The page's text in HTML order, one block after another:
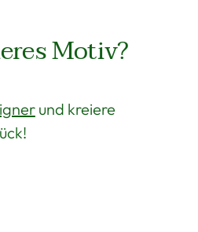
Motiv?
und kreiere